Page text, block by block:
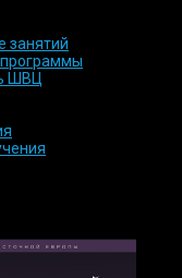
занятий
ШВЦ